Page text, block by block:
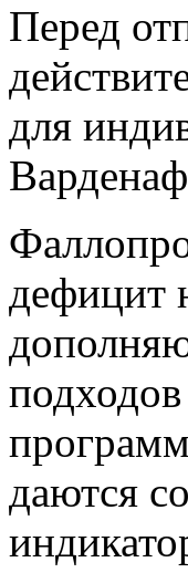
Перед
для
дефицит
даются